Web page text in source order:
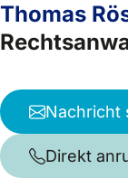
Thomas
Nachricht
Direkt